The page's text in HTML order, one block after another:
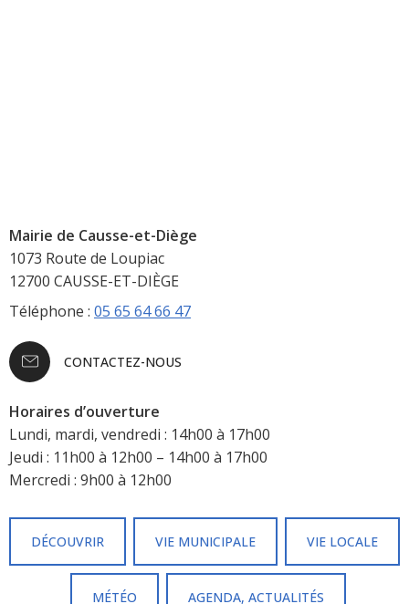
Mairie de Causse-et-Diège
1073 Route de Loupiac
12700 CAUSSE-ET-DIÈGE
Téléphone : 05 65 64 66 47
CONTACTEZ-NOUS
Horaires d’ouverture
Lundi, mardi, vendredi : 14h00 à 17h00
Jeudi : 11h00 à 12h00 – 14h00 à 17h00
Mercredi : 9h00 à 12h00
DÉCOUVRIR VIE MUNICIPALE VIE LOCALE
MÉTÉO AGENDA, ACTUALITÉS